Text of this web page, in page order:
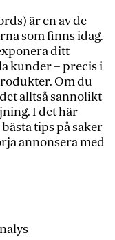
är en av de
som finns idag.
ditt
kunder – precis i
Om du
alltså sannolikt
I det här
tips på saker
annonsera med